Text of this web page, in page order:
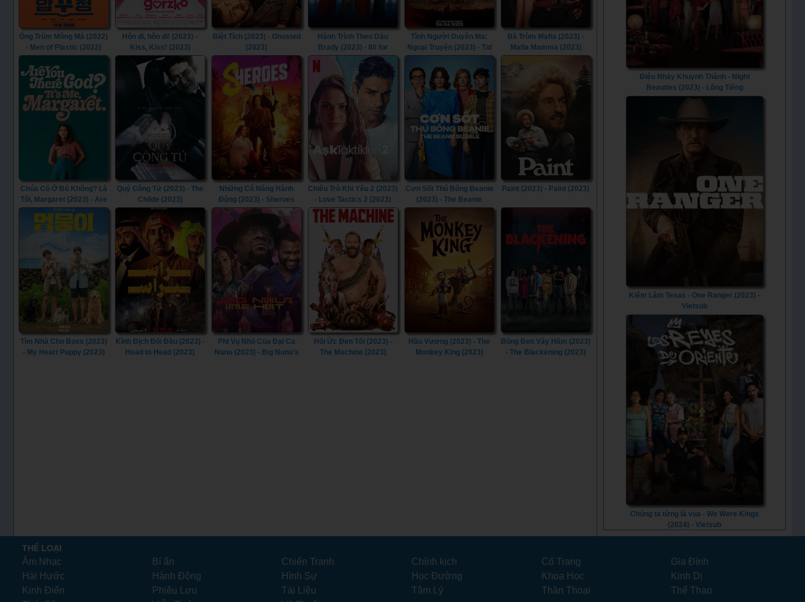
Ông Trùm Mông Má (2022)
- Men of Plastic (2022)
Hôn đi, hôn đi! (2023) -
Kiss, Kiss! (2023)
Biệt Tích (2023) - Ghosted
(2023)
Hành Trình Theo Dấu
Brady (2023) - 80 for
Brady (2023)
Tình Người Duyên Ma:
Ngoại Truyện (2023) - Tid
Noi: More Than True Love
(2023)
Bà Trùm Mafia (2023) -
Mafia Mamma (2023)
Chúa Có Ở Đó Không? Là
Tôi, Margaret (2023) - Are
You There God? It’s Me,
Margaret. (2023)
Quý Công Tử (2023) - The
Childe (2023)
Những Cô Nàng Hành
Động (2023) - Sheroes
(2023)
Chiêu Trò Khi Yêu 2 (2023)
- Love Tactics 2 (2023)
Cơn Sốt Thú Bông Beanie
(2023) - The Beanie
Paint (2023) - Paint (2023)
Tìm Nhà Cho Boss (2023)
- My Heart Puppy (2023)
Kình Địch Đối Đầu (2023) -
Head to Head (2023)
Phi Vụ Nhỏ Của Đại Ca
Nunu (2023) - Big Nunu's
Hồi Ức Đen Tối (2023) -
The Machine (2023)
Hầu Vương (2023) - The
Monkey King (2023)
Bóng Đen Vây Hãm (2023)
- The Blackening (2023)
Điệu Nhảy Khuynh Thành - Night
Beauties (2023) - Lồng Tiếng
Kiểm Lâm Texas - One Ranger (2023) -
Vietsub
Chúng ta từng là vua - We Were Kings
(2024) - Vietsub
THỂ LOẠI
Âm Nhạc Bí ẩn Chiến Tranh Chính kịch Cổ Trang
Gia Đình
Hài Hước
Hành Động Hình Sự Học Đường Khoa Học
Kinh Dị
Kinh Điển
Phiêu Lưu Tài Liệu Tâm Lý Thần Thoại
Thể Thao